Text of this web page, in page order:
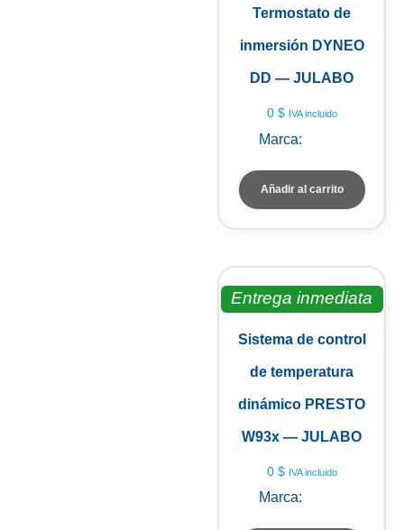
Termostato de
inmersión DYNEO
DD — JULABO
0 $ IVA incluido
Marca:
Añadir al carrito
Entrega inmediata
Sistema de control
de temperatura
dinámico PRESTO
W93x — JULABO
0 $ IVA incluido
Marca: